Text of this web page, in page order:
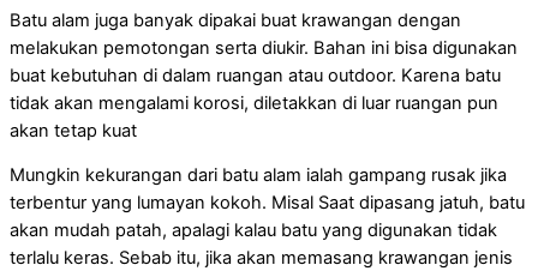
Batu alam juga banyak dipakai buat krawangan dengan
melakukan pemotongan serta diukir. Bahan ini bisa digunakan
buat kebutuhan di dalam ruangan atau outdoor. Karena batu
tidak akan mengalami korosi, diletakkan di luar ruangan pun
akan tetap kuat
Mungkin kekurangan dari batu alam ialah gampang rusak jika
terbentur yang lumayan kokoh. Misal Saat dipasang jatuh, batu
akan mudah patah, apalagi kalau batu yang digunakan tidak
terlalu keras. Sebab itu, jika akan memasang krawangan jenis